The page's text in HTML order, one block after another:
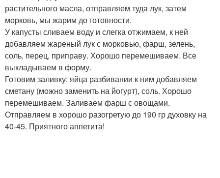
растительного масла, отправляем туда лук, затем
морковь, мы жарим до готовности.
У капусты сливаем воду и слегка отжимаем, к ней
добавляем жареный лук с морковью, фарш, зелень,
соль, перец, приправу. Хорошо перемешиваем. Все
выкладываем в форму.
Готовим заливку: яйца разбивании к ним добавляем
сметану (можно заменить на йогурт), соль. Хорошо
перемешиваем. Заливаем фарш с овощами.
Отправляем в хорошо разогретую до 190 гр духовку на
40-45. Приятного аппетита!